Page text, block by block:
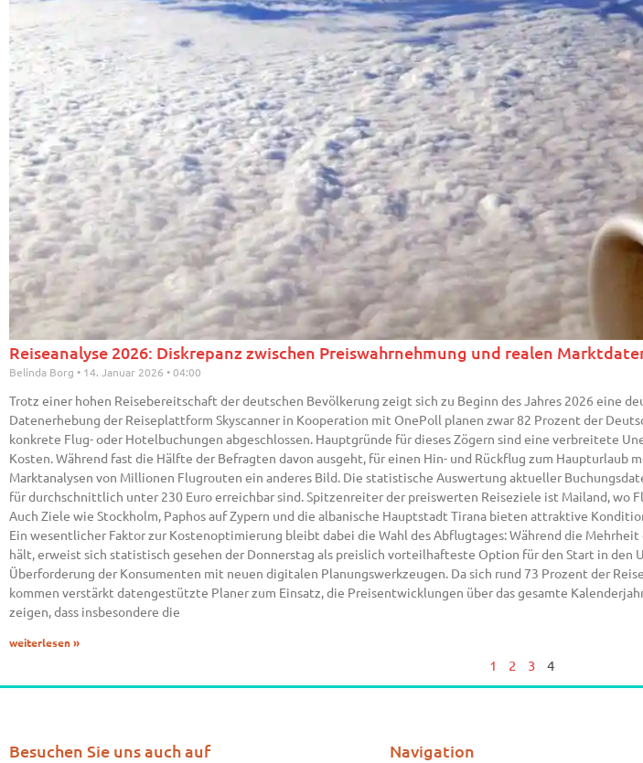
Reiseanalyse 2026: Diskrepanz zwischen Preiswahrnehmung und realen
Belinda Borg 14. Januar 2026 04:00
Trotz einer hohen Reisebereitschaft der deutschen Bevölkerung zeigt sich zu Beginn des Jahres 2026 eine
Datenerhebung der Reiseplattform Skyscanner in Kooperation mit OnePoll planen zwar 82 Prozent der
konkrete Flug- oder Hotelbuchungen abgeschlossen. Hauptgründe für dieses Zögern sind eine verbreitete
Kosten. Während fast die Hälfte der Befragten davon ausgeht, für einen Hin- und Rückflug zum Haupturlaub
Marktanalysen von Millionen Flugrouten ein anderes Bild. Die statistische Auswertung aktueller
für durchschnittlich unter 230 Euro erreichbar sind. Spitzenreiter der preiswerten Reiseziele ist Mailand, wo
Auch Ziele wie Stockholm, Paphos auf Zypern und die albanische Hauptstadt Tirana bieten attraktive
Ein wesentlicher Faktor zur Kostenoptimierung bleibt dabei die Wahl des Abflugtages: Während die
hält, erweist sich statistisch gesehen der Donnerstag als preislich vorteilhafteste Option für den Start in den
Überforderung der Konsumenten mit neuen digitalen Planungswerkzeugen. Da sich rund 73 Prozent der
kommen verstärkt datengestützte Planer zum Einsatz, die Preisentwicklungen über das gesamte
zeigen, dass insbesondere die
weiterlesen »
1 2 3 4
Besuchen Sie uns auch auf Navigation